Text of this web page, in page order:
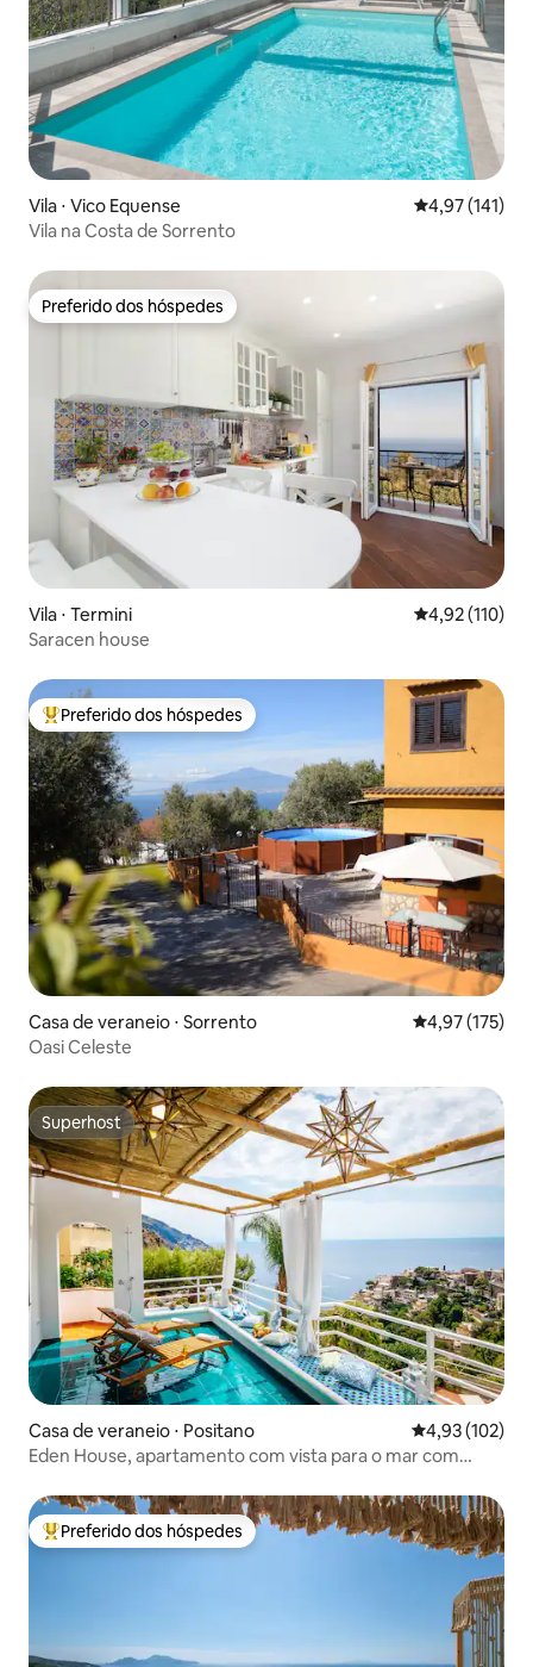
Vila ⋅ Vico Equense 4,97 de uma
4,97 (141)
Vila na Costa de Sorrento
Preferido dos hóspedes
Preferido dos hóspedes
Vila ⋅ Termini 4,92 de uma
4,92 (110)
Saracen house
Entre os melhores preferidos dos hóspedes
Preferido dos hóspedes
Casa de veraneio ⋅ Sorrento 4,97 de uma
4,97 (175)
Oasi Celeste
Superhost
Superhost
Casa de veraneio ⋅ Positano 4,93 de uma
4,93 (102)
Eden House, apartamento com vista para o mar com
Entre os melhores preferidos dos hóspedes
Preferido dos hóspedes